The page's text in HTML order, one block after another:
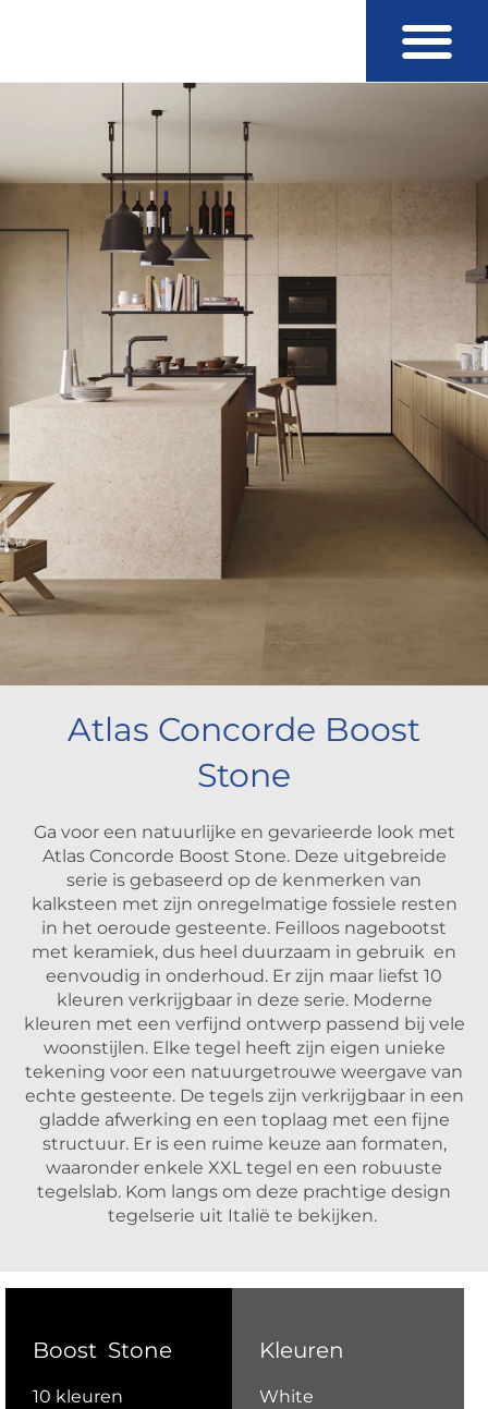
Atlas Concorde Boost
Stone
Ga voor een natuurlijke en gevarieerde look met
Atlas Concorde Boost Stone. Deze uitgebreide
serie is gebaseerd op de kenmerken van
kalksteen met zijn onregelmatige fossiele resten
in het oeroude gesteente. Feilloos nagebootst
met keramiek, dus heel duurzaam in gebruik en
eenvoudig in onderhoud. Er zijn maar liefst 10
kleuren verkrijgbaar in deze serie. Moderne
kleuren met een verfijnd ontwerp passend bij vele
woonstijlen. Elke tegel heeft zijn eigen unieke
tekening voor een natuurgetrouwe weergave van
echte gesteente. De tegels zijn verkrijgbaar in een
gladde afwerking en een toplaag met een fijne
structuur. Er is een ruime keuze aan formaten,
waaronder enkele XXL tegel en een robuuste
tegelslab. Kom langs om deze prachtige design
tegelserie uit Italië te bekijken.
Boost Stone
10 kleuren
Kleuren
White